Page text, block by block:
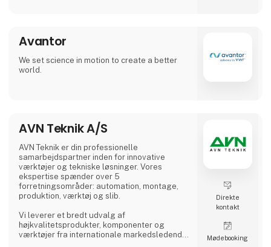
Avantor
We set science in motion to create a better
world.
AVN Teknik A/S
AVN Teknik er din professionelle
samarbejdspartner inden for innovative
værktøjer og tekniske løsninger. Vores
ekspertise spænder over 5
forretningsområder: automation, montage,
produktion, værktøj og slib.
Vi leverer et bredt udvalg af
højkvalitetsprodukter, komponenter og
værktøjer fra internationale markedsledende
Direkte
kontakt
Møde­booking